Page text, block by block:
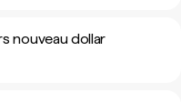
nouveau dollar